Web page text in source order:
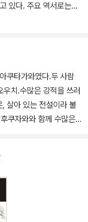
있다. 주요 역서로는
쿠타가와였다.두 사람
치.수많은 강적을 쓰러
살아 있는 전설이라 불
쿠자와와 함께 수많은
로 UCC 사이트 「니코
아사기리 카프카’와 신진
의 문호들이 이능력을
다자이 오사무(능력명 :
몽) 등, 매력적인 문호